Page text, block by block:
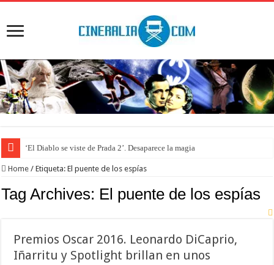
‘El Diablo se viste de Prada 2’. Desaparece la magia
Home / Etiqueta:El puente de los espías
Tag Archives: El puente de los espías
Premios Oscar 2016. Leonardo DiCaprio,
Iñarritu y Spotlight brillan en unos